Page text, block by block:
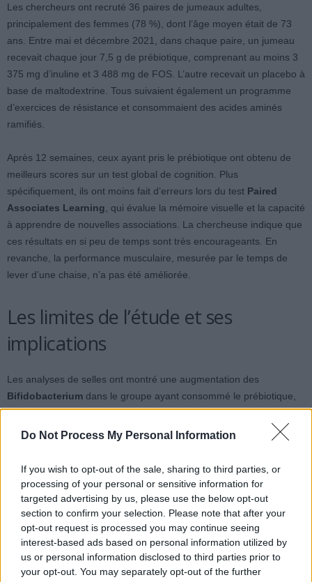
Do Not Process My Personal Information
If you wish to opt-out of the sale, sharing to third parties, or
processing of your personal or sensitive information for
targeted advertising by us, please use the below opt-out
section to confirm your selection. Please note that after your
opt-out request is processed you may continue seeing
interest-based ads based on personal information utilized by
us or personal information disclosed to third parties prior to
your opt-out. You may separately opt-out of the further
Les chercheurs ont recruté 36 paires de jumeaux adultes,
principalement des femmes (78 %), dont l’âge moyen était de 73
ans. Entre mai et décembre 2021, dans chaque paire, un jumeau
recevait chaque jour 7,5 g de prébiotique, comprenant au moins 3
375 mg d’inuline et 3 488 mg de FOS. L’autre recevait un placebo à
base de maltodextrine. Tous suivaient également un programme
d’exercices de résistance et consommaient des acides aminés
ramifiés.
Après 12 semaines, ceux ayant pris le prébiotique ont obtenu de
meilleurs scores sur un test global de cognition. Plus
spécifiquement, ils ont moins fait d’erreurs lors du test Paired
Associates Learning , qui évalue la mémoire visuelle et la capacité
à apprendre de nouvelles associations. La chercheuse indique que
ces résultats en si peu de temps sont très encourageants. En
revanche, la performance musculaire, mesurée par le temps de
lever d’une chaise, n’a pas été améliorée.
Les limites de l’étude et ses
implications
Les analyses de selles ont montré une augmentation des
Bifidobacterium dans le groupe ayant consommé le prébiotique,
ce qui supporte l’hypothèse d’un lien entre intestin et cerveau.
Cependant, l’étude a duré seulement trois mois, avec un nombre
un effet durable à long terme.
Concernant la tolérance, certains participants ont signalé des
ballonnements ou une gêne digestive légère, sans événements
graves. La gériatre Claire Steves rappelle que ces fibres végétales
sont peu coûteuses, disponibles sans ordonnance, et pourraient